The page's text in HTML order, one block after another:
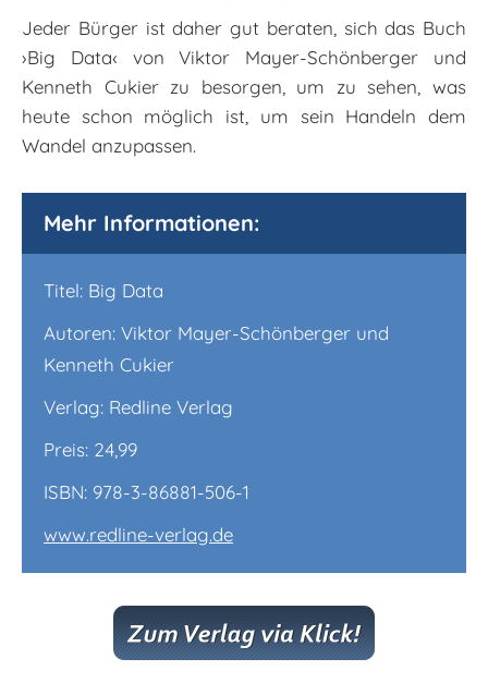
Jeder Bürger ist daher gut beraten, sich das Buch
›Big Data‹ von Viktor Mayer-Schönberger und
Kenneth Cukier zu besorgen, um zu sehen, was
heute schon möglich ist, um sein Handeln dem
Wandel anzupassen.
Mehr Informationen:
Titel: Big Data
Autoren: Viktor Mayer-Schönberger und
Kenneth Cukier
Verlag: Redline Verlag
Preis: 24,99
ISBN: 978-3-86881-506-1
www.redline-verlag.de